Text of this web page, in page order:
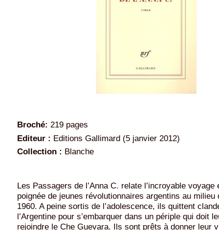
Broché: 219 pages
Editeur : Editions Gallimard (5 janvier 2012)
Collection : Blanche
Les Passagers de l’Anna C. relate l’incroyable voyage
poignée de jeunes révolutionnaires argentins au milieu
1960. A peine sortis de l’adolescence, ils quittent
l’Argentine pour s’embarquer dans un périple qui doit
rejoindre le Che Guevara. Ils sont prêts à donner leur